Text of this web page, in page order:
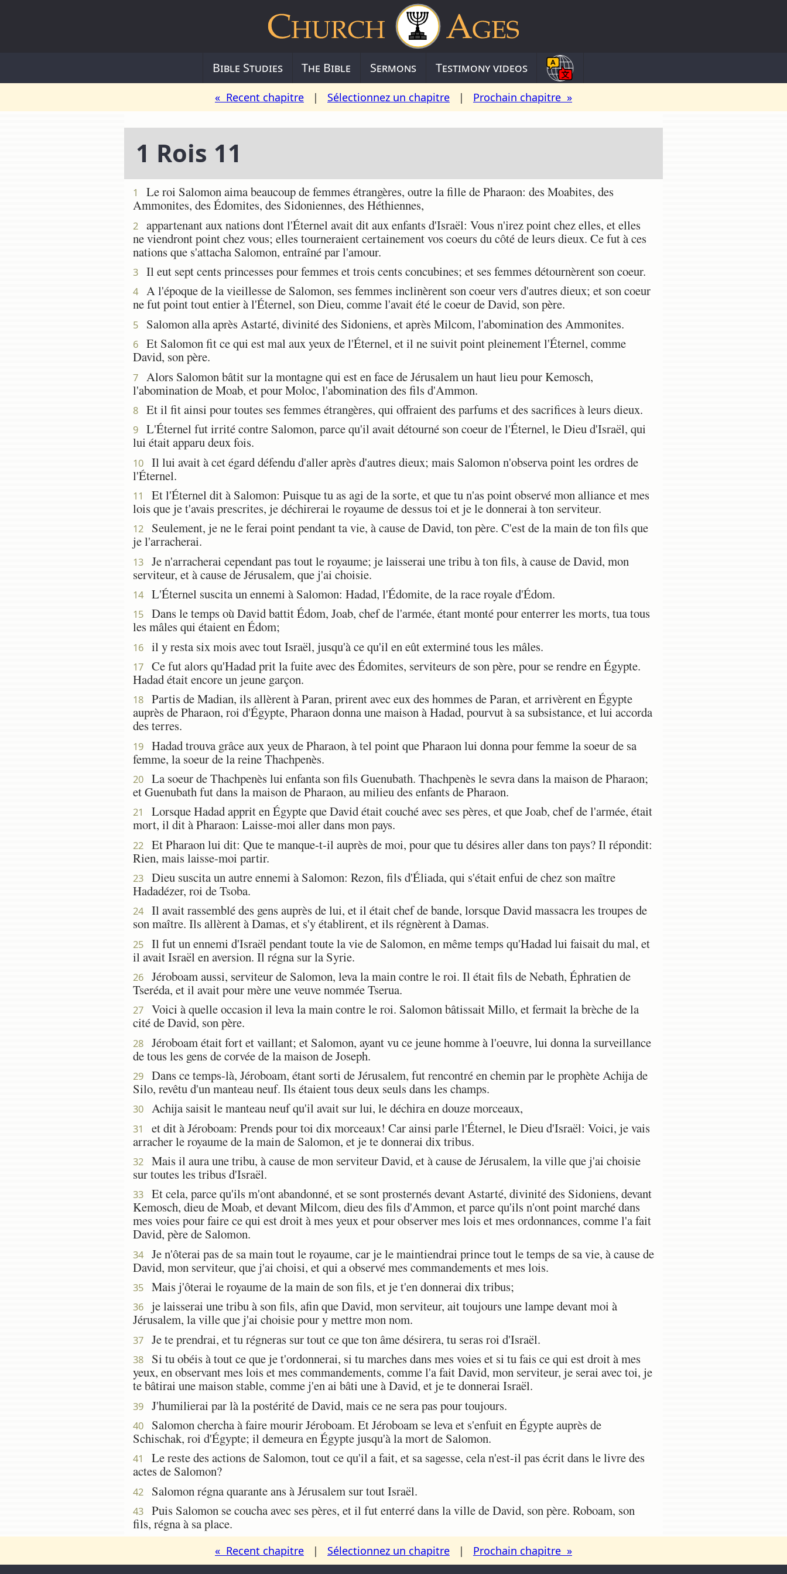
Bible Studies The Bible Sermons Testimony videos
« Recent chapitre | Sélectionnez un chapitre | Prochain chapitre »
1 Rois 11
1
Le roi Salomon aima beaucoup de femmes étrangères, outre la fille de Pharaon: des Moabites, des
Ammonites, des Édomites, des Sidoniennes, des Héthiennes,
2
appartenant aux nations dont l'Éternel avait dit aux enfants d'Israël: Vous n'irez point chez elles, et elles
ne viendront point chez vous; elles tourneraient certainement vos coeurs du côté de leurs dieux. Ce fut à ces
nations que s'attacha Salomon, entraîné par l'amour.
3 Il eut sept cents princesses pour femmes et trois cents concubines; et ses femmes détournèrent son coeur.
4
A l'époque de la vieillesse de Salomon, ses femmes inclinèrent son coeur vers d'autres dieux; et son coeur
ne fut point tout entier à l'Éternel, son Dieu, comme l'avait été le coeur de David, son père.
5 Salomon alla après Astarté, divinité des Sidoniens, et après Milcom, l'abomination des Ammonites.
6
Et Salomon fit ce qui est mal aux yeux de l'Éternel, et il ne suivit point pleinement l'Éternel, comme
David, son père.
7
Alors Salomon bâtit sur la montagne qui est en face de Jérusalem un haut lieu pour Kemosch,
l'abomination de Moab, et pour Moloc, l'abomination des fils d'Ammon.
8 Et il fit ainsi pour toutes ses femmes étrangères, qui offraient des parfums et des sacrifices à leurs dieux.
9
L'Éternel fut irrité contre Salomon, parce qu'il avait détourné son coeur de l'Éternel, le Dieu d'Israël, qui
lui était apparu deux fois.
10
Il lui avait à cet égard défendu d'aller après d'autres dieux; mais Salomon n'observa point les ordres de
l'Éternel.
11
Et l'Éternel dit à Salomon: Puisque tu as agi de la sorte, et que tu n'as point observé mon alliance et mes
lois que je t'avais prescrites, je déchirerai le royaume de dessus toi et je le donnerai à ton serviteur.
12
Seulement, je ne le ferai point pendant ta vie, à cause de David, ton père. C'est de la main de ton fils que
je l'arracherai.
13
Je n'arracherai cependant pas tout le royaume; je laisserai une tribu à ton fils, à cause de David, mon
serviteur, et à cause de Jérusalem, que j'ai choisie.
14 L'Éternel suscita un ennemi à Salomon: Hadad, l'Édomite, de la race royale d'Édom.
15
Dans le temps où David battit Édom, Joab, chef de l'armée, étant monté pour enterrer les morts, tua tous
les mâles qui étaient en Édom;
16 il y resta six mois avec tout Israël, jusqu'à ce qu'il en eût exterminé tous les mâles.
17
Ce fut alors qu'Hadad prit la fuite avec des Édomites, serviteurs de son père, pour se rendre en Égypte.
Hadad était encore un jeune garçon.
18
Partis de Madian, ils allèrent à Paran, prirent avec eux des hommes de Paran, et arrivèrent en Égypte
auprès de Pharaon, roi d'Égypte, Pharaon donna une maison à Hadad, pourvut à sa subsistance, et lui accorda
des terres.
19
Hadad trouva grâce aux yeux de Pharaon, à tel point que Pharaon lui donna pour femme la soeur de sa
femme, la soeur de la reine Thachpenès.
20
La soeur de Thachpenès lui enfanta son fils Guenubath. Thachpenès le sevra dans la maison de Pharaon;
et Guenubath fut dans la maison de Pharaon, au milieu des enfants de Pharaon.
21
Lorsque Hadad apprit en Égypte que David était couché avec ses pères, et que Joab, chef de l'armée, était
mort, il dit à Pharaon: Laisse-moi aller dans mon pays.
22
Et Pharaon lui dit: Que te manque-t-il auprès de moi, pour que tu désires aller dans ton pays? Il répondit:
Rien, mais laisse-moi partir.
23
Dieu suscita un autre ennemi à Salomon: Rezon, fils d'Éliada, qui s'était enfui de chez son maître
Hadadézer, roi de Tsoba.
24
Il avait rassemblé des gens auprès de lui, et il était chef de bande, lorsque David massacra les troupes de
son maître. Ils allèrent à Damas, et s'y établirent, et ils régnèrent à Damas.
25
Il fut un ennemi d'Israël pendant toute la vie de Salomon, en même temps qu'Hadad lui faisait du mal, et
il avait Israël en aversion. Il régna sur la Syrie.
26
Jéroboam aussi, serviteur de Salomon, leva la main contre le roi. Il était fils de Nebath, Éphratien de
Tseréda, et il avait pour mère une veuve nommée Tserua.
27
Voici à quelle occasion il leva la main contre le roi. Salomon bâtissait Millo, et fermait la brèche de la
cité de David, son père.
28
Jéroboam était fort et vaillant; et Salomon, ayant vu ce jeune homme à l'oeuvre, lui donna la surveillance
de tous les gens de corvée de la maison de Joseph.
29
Dans ce temps-là, Jéroboam, étant sorti de Jérusalem, fut rencontré en chemin par le prophète Achija de
Silo, revêtu d'un manteau neuf. Ils étaient tous deux seuls dans les champs.
30 Achija saisit le manteau neuf qu'il avait sur lui, le déchira en douze morceaux,
31
et dit à Jéroboam: Prends pour toi dix morceaux! Car ainsi parle l'Éternel, le Dieu d'Israël: Voici, je vais
arracher le royaume de la main de Salomon, et je te donnerai dix tribus.
32
Mais il aura une tribu, à cause de mon serviteur David, et à cause de Jérusalem, la ville que j'ai choisie
sur toutes les tribus d'Israël.
33
Et cela, parce qu'ils m'ont abandonné, et se sont prosternés devant Astarté, divinité des Sidoniens, devant
Kemosch, dieu de Moab, et devant Milcom, dieu des fils d'Ammon, et parce qu'ils n'ont point marché dans
mes voies pour faire ce qui est droit à mes yeux et pour observer mes lois et mes ordonnances, comme l'a fait
David, père de Salomon.
34
Je n'ôterai pas de sa main tout le royaume, car je le maintiendrai prince tout le temps de sa vie, à cause de
David, mon serviteur, que j'ai choisi, et qui a observé mes commandements et mes lois.
35 Mais j'ôterai le royaume de la main de son fils, et je t'en donnerai dix tribus;
36
je laisserai une tribu à son fils, afin que David, mon serviteur, ait toujours une lampe devant moi à
Jérusalem, la ville que j'ai choisie pour y mettre mon nom.
37 Je te prendrai, et tu régneras sur tout ce que ton âme désirera, tu seras roi d'Israël.
38
Si tu obéis à tout ce que je t'ordonnerai, si tu marches dans mes voies et si tu fais ce qui est droit à mes
yeux, en observant mes lois et mes commandements, comme l'a fait David, mon serviteur, je serai avec toi, je
te bâtirai une maison stable, comme j'en ai bâti une à David, et je te donnerai Israël.
39 J'humilierai par là la postérité de David, mais ce ne sera pas pour toujours.
40
Salomon chercha à faire mourir Jéroboam. Et Jéroboam se leva et s'enfuit en Égypte auprès de
Schischak, roi d'Égypte; il demeura en Égypte jusqu'à la mort de Salomon.
41
Le reste des actions de Salomon, tout ce qu'il a fait, et sa sagesse, cela n'est-il pas écrit dans le livre des
actes de Salomon?
42 Salomon régna quarante ans à Jérusalem sur tout Israël.
43
Puis Salomon se coucha avec ses pères, et il fut enterré dans la ville de David, son père. Roboam, son
fils, régna à sa place.
« Recent chapitre | Sélectionnez un chapitre | Prochain chapitre »